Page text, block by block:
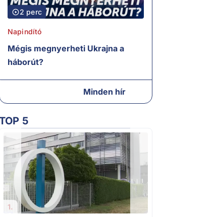
2 perc
Napindító
Mégis megnyerheti Ukrajna a
háborút?
Minden hír
5
1.